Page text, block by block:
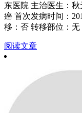
东医院 主治医生：
癌 首次发病时间：
移：否 转移部位：无
阅读文章